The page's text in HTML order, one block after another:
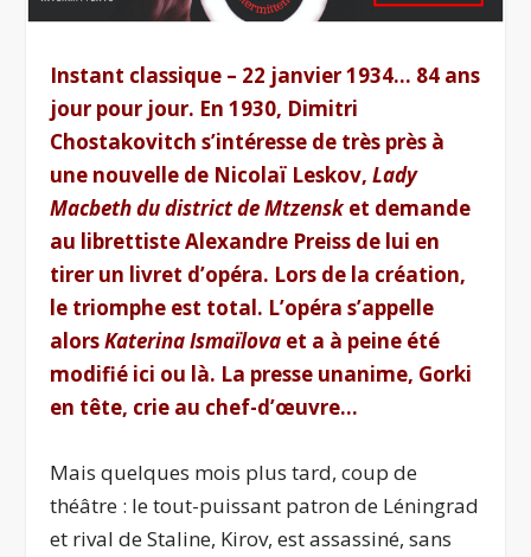
Instant classique – 22 janvier 1934… 84 ans
jour pour jour. En 1930, Dimitri
Chostakovitch s’intéresse de très près à
une nouvelle de Nicolaï Leskov,Lady
Macbeth du district de Mtzensket demande
au librettiste Alexandre Preiss de lui en
tirer un livret d’opéra. Lors de la création,
le triomphe est total. L’opéra s’appelle
alorsKaterina Ismaïlova et a à peine été
modifié ici ou là. La presse unanime, Gorki
en tête, crie au chef-d’œuvre…
Mais quelques mois plus tard, coup de
théâtre : le tout-puissant patron de Léningrad
et rival de Staline, Kirov, est assassiné, sans